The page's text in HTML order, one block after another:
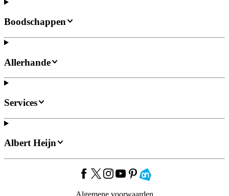
Boodschappen
Allerhande
Services
Albert Heijn